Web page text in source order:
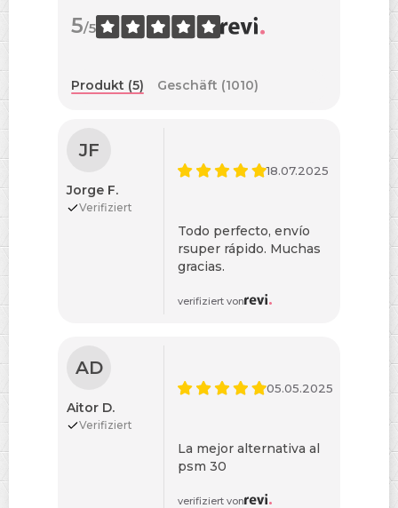
5/5
Produkt (5) Geschäft (1010)
JF
Jorge F.
Verifiziert
18.07.2025
Todo perfecto, envío
rsuper rápido. Muchas
gracias.
verifiziert von
AD
Aitor D.
Verifiziert
05.05.2025
La mejor alternativa al
psm 30
verifiziert von